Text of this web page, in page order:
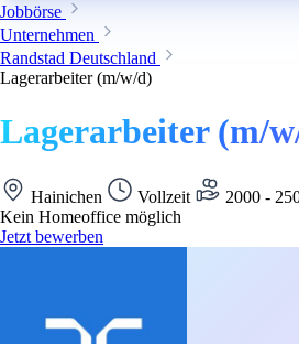
Jobbörse
Unternehmen
Randstad Deutschland
Lagerarbeiter (m/w/d)
Lagerarbeiter (m/
Hainichen Vollzeit
2000 -
Kein Homeoffice möglich
Jetzt bewerben